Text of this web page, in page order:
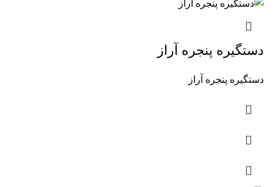
دستگیره پنجره آراز
دستگیره پنجره آراز